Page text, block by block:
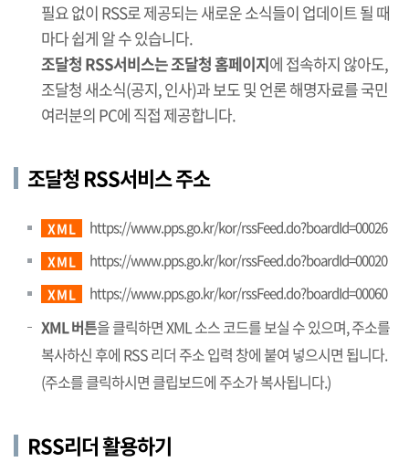
필요 없이 RSS로 제공되는 새로운 소식들이 업데이트 될 때
마다 쉽게 알 수 있습니다.
조달청 RSS서비스는 조달청 홈페이지에 접속하지 않아도,
조달청 새소식(공지, 인사)과 보도 및 언론 해명자료를 국민
여러분의 PC에 직접 제공합니다.
조달청 RSS서비스 주소
XML https://www.pps.go.kr/kor/rssFeed.do?boardId=00026
XML https://www.pps.go.kr/kor/rssFeed.do?boardId=00020
XML https://www.pps.go.kr/kor/rssFeed.do?boardId=00060
XML 버튼을 클릭하면 XML 소스 코드를 보실 수 있으며, 주소를
복사하신 후에 RSS 리더 주소 입력 창에 붙여 넣으시면 됩니다.
(주소를 클릭하시면 클립보드에 주소가 복사됩니다.)
RSS리더 활용하기